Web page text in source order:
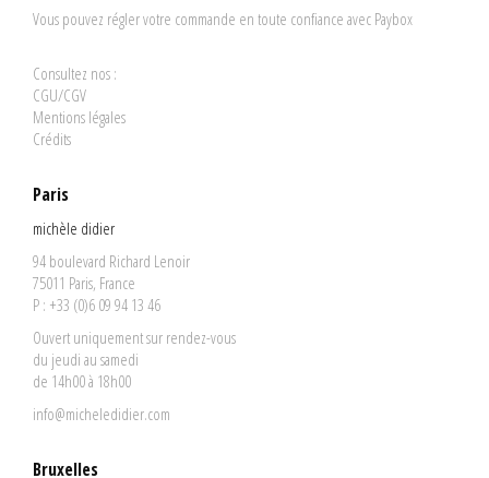
Vous pouvez régler votre commande en toute confiance avec Paybox
Consultez nos :
CGU/CGV
Mentions légales
Crédits
Paris
michèle didier
94 boulevard Richard Lenoir
75011 Paris, France
P : +33 (0)6 09 94 13 46
Ouvert uniquement sur rendez-vous
du jeudi au samedi
de 14h00 à 18h00
info@micheledidier.com
Bruxelles